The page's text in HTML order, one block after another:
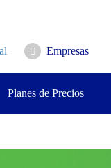
Empresas
Planes de Precios